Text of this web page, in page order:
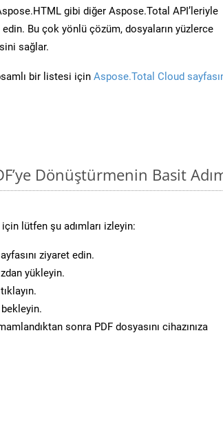
gibi diğer Aspose.Total API’leriyle
Bu çok yönlü çözüm, dosyaların yüzlerce
sağlar.
bir listesi için Aspose.Total Cloud
Dönüştürmenin Basit
lütfen şu adımları izleyin:
ziyaret edin.
yükleyin.
sonra PDF dosyasını cihazınıza